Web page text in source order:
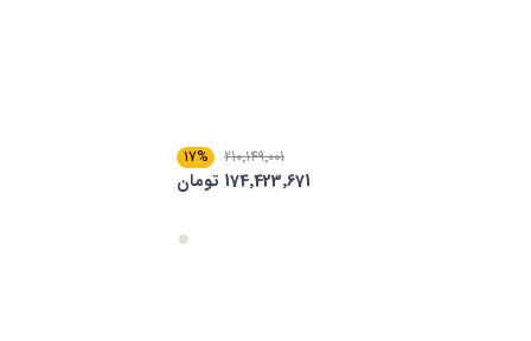
210٬149٬001
17%
174٬423٬671 تومان